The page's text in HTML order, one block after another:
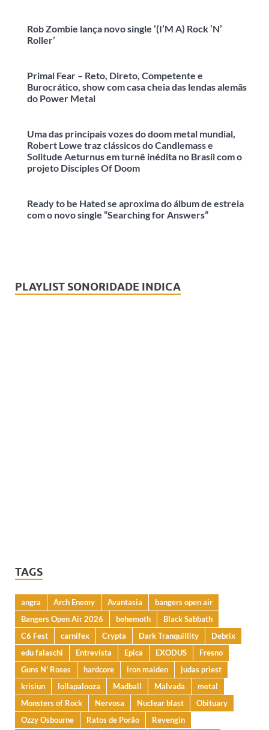
Rob Zombie lança novo single ‘(I’M A) Rock ‘N’
Roller’
Primal Fear – Reto, Direto, Competente e
Burocrático, show com casa cheia das lendas alemãs
do Power Metal
Uma das principais vozes do doom metal mundial,
Robert Lowe traz clássicos do Candlemass e
Solitude Aeturnus em turnê inédita no Brasil com o
projeto Disciples Of Doom
Ready to be Hated se aproxima do álbum de estreia
com o novo single “Searching for Answers”
PLAYLIST SONORIDADE INDICA
TAGS
angra Arch Enemy Avantasia
bangers open air
Bangers Open Air 2026
behemoth
Black Sabbath
C6 Fest
carnifex Crypta Dark Tranquillity
Debrix
edu falaschi
Entrevista Epica EXODUS
Fresno
Guns N' Roses
hardcore iron maiden
judas priest
krisiun
lollapalooza Madball Malvada
metal
Monsters of Rock
Nervosa Nuclear blast
Obituary
Ozzy Osbourne
Ratos de Porão Revengin